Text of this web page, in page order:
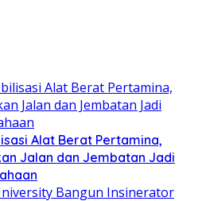
Alat Berat Pertamina,
Jalan dan Jembatan Jadi